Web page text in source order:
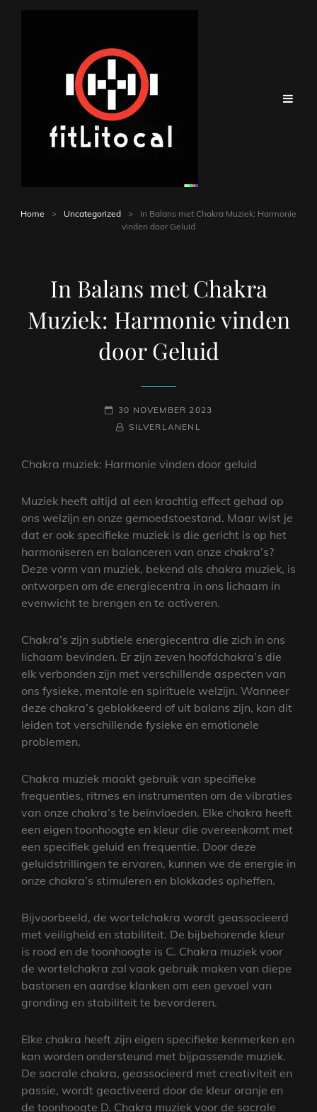
Home > Uncategorized >
In Balans met Chakra Muziek: Harmonie
vinden door Geluid
In Balans met Chakra
Muziek: Harmonie vinden
door Geluid
GEPLAATST
OP
30 NOVEMBER 2023
NAAMREGEL
BYLINE
SILVERLANENL
Chakra muziek: Harmonie vinden door geluid
Muziek heeft altijd al een krachtig effect gehad op
ons welzijn en onze gemoedstoestand. Maar wist je
dat er ook specifieke muziek is die gericht is op het
harmoniseren en balanceren van onze chakra’s?
Deze vorm van muziek, bekend als chakra muziek, is
ontworpen om de energiecentra in ons lichaam in
evenwicht te brengen en te activeren.
Chakra’s zijn subtiele energiecentra die zich in ons
lichaam bevinden. Er zijn zeven hoofdchakra’s die
elk verbonden zijn met verschillende aspecten van
ons fysieke, mentale en spirituele welzijn. Wanneer
deze chakra’s geblokkeerd of uit balans zijn, kan dit
leiden tot verschillende fysieke en emotionele
problemen.
Chakra muziek maakt gebruik van specifieke
frequenties, ritmes en instrumenten om de vibraties
van onze chakra’s te beïnvloeden. Elke chakra heeft
een eigen toonhoogte en kleur die overeenkomt met
een specifiek geluid en frequentie. Door deze
geluidstrillingen te ervaren, kunnen we de energie in
onze chakra’s stimuleren en blokkades opheffen.
Bijvoorbeeld, de wortelchakra wordt geassocieerd
met veiligheid en stabiliteit. De bijbehorende kleur
is rood en de toonhoogte is C. Chakra muziek voor
de wortelchakra zal vaak gebruik maken van diepe
bastonen en aardse klanken om een gevoel van
gronding en stabiliteit te bevorderen.
Elke chakra heeft zijn eigen specifieke kenmerken en
kan worden ondersteund met bijpassende muziek.
De sacrale chakra, geassocieerd met creativiteit en
passie, wordt geactiveerd door de kleur oranje en
de toonhoogte D. Chakra muziek voor de sacrale